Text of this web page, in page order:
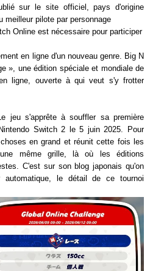
sur le site officiel, pays d'origine
pilote par personnage
Online est nécessaire pour participer
en ligne d'un nouveau genre. Big N
», une édition spéciale et mondiale de
ligne, ouverte à qui veut s'y frotter
jeu s'apprête à souffler sa première
Switch 2 le 5 juin 2025. Pour
en grand et réunit cette fois les
même grille, là où les éditions
C'est sur son blog japonais qu'on
le détail de ce tournoi